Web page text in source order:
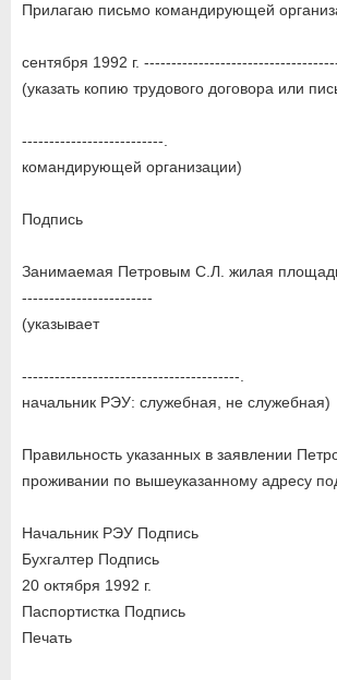
Прилагаю письмо командирующей
сентября 1992 г.
(указать копию трудового договора или
--------------------------.
командирующей организации)
Подпись
Занимаемая Петровым С.Л. жилая
------------------------
(указывает
----------------------------------------.
начальник РЭУ: служебная, не служебная)
Правильность указанных в заявлении
проживании по вышеуказанному адресу
Начальник РЭУ Подпись
Бухгалтер Подпись
20 октября 1992 г.
Паспортистка Подпись
Печать